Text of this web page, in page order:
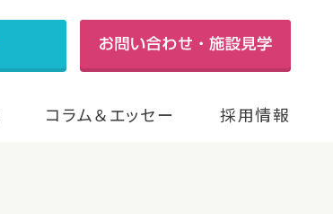
コラム＆エッセー 採用情報